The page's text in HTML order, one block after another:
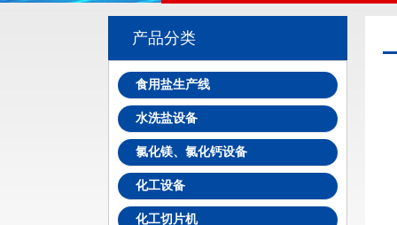
产品分类
食用盐生产线
水洗盐设备
氯化镁、氯化钙设备
化工设备
化工切片机